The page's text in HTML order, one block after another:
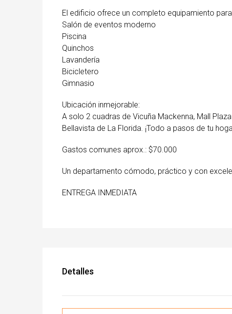
El edificio ofrece un completo equipamiento
Salón de eventos moderno
Piscina
Quinchos
Lavandería
Bicicletero
Gimnasio
Ubicación inmejorable:
A solo 2 cuadras de Vicuña Mackenna, Mall
Bellavista de La Florida. ¡Todo a pasos de tu
Gastos comunes aprox.: $70.000
Un departamento cómodo, práctico y con
ENTREGA INMEDIATA
Detalles